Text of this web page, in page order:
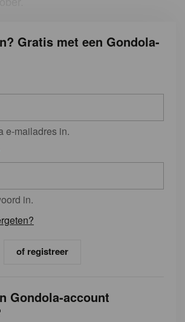
Gratis met een Gondola-
e-mailadres in.
in.
of registreer
Gondola-account